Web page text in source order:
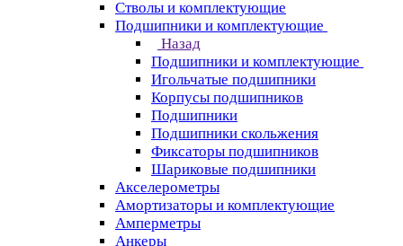
Стволы и комплектующие
Подшипники и комплектующие
Назад
Подшипники и комплектующие
Игольчатые подшипники
Корпусы подшипников
Подшипники
Подшипники скольжения
Фиксаторы подшипников
Шариковые подшипники
Акселерометры
Амортизаторы и комплектующие
Амперметры
Анкеры